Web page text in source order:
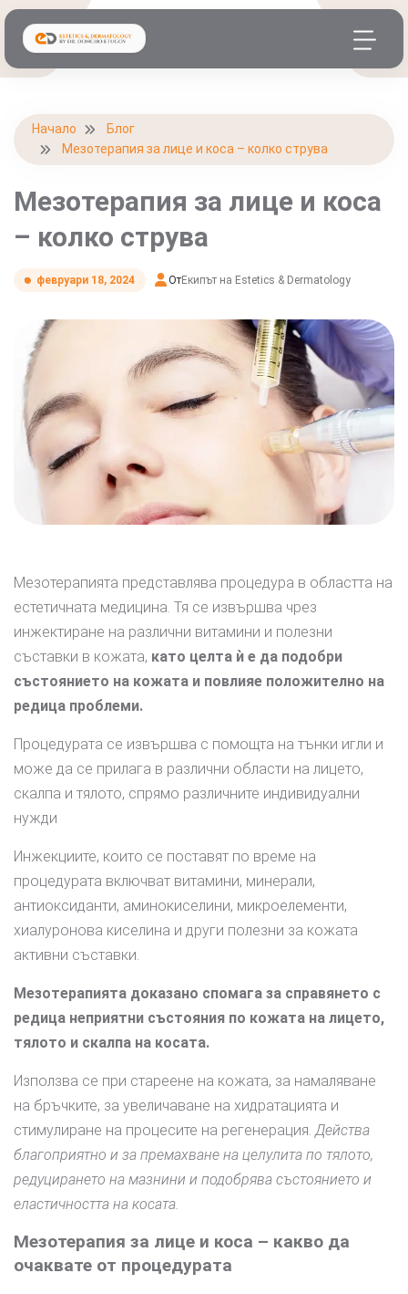
Начало
Блог
Мезотерапия за лице и коса – колко струва
Мезотерапия за лице и коса
– колко струва
февруари 18, 2024 ОтЕкипът на Estetics & Dermatology
Мезотерапията представлява процедура в областта на
естетичната медицина. Тя се извършва чрез
инжектиране на различни витамини и полезни
съставки в кожата, като целта ѝ е да подобри
състоянието на кожата и повлияе положително на
редица проблеми.
Процедурата се извършва с помощта на тънки игли и
може да се прилага в различни области на лицето,
скалпа и тялото, спрямо различните индивидуални
нужди
Инжекциите, които се поставят по време на
процедурата включват витамини, минерали,
антиоксиданти, аминокиселини, микроелементи,
хиалуронова киселина и други полезни за кожата
активни съставки.
Мезотерапията доказано спомага за справянето с
редица неприятни състояния по кожата на лицето,
тялото и скалпа на косата.
Използва се при стареене на кожата, за намаляване
на бръчките, за увеличаване на хидратацията и
стимулиране на процесите на регенерация. Действа
благоприятно и за премахване на целулита по тялото,
редуцирането на мазнини и подобрява състоянието и
еластичността на косата.
Мезотерапия за лице и коса – какво да
очаквате от процедурата